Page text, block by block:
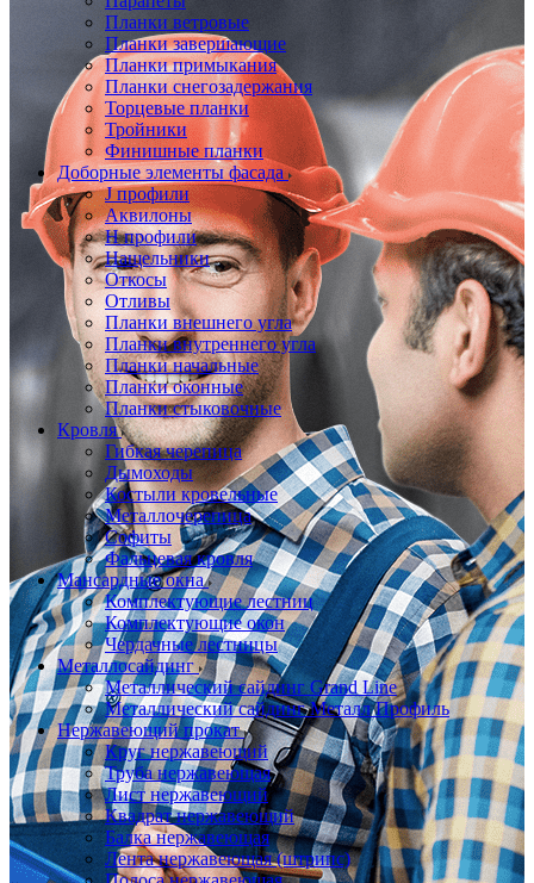
Планки ветровые
Планки завершающие
Планки примыкания
Планки снегозадержания
Торцевые планки
Тройники
Финишные планки
Доборные элементы фасада
J профили
Аквилоны
Н профили
Нащельники
Откосы
Отливы
Планки внешнего угла
Планки внутреннего угла
Планки начальные
Планки оконные
Планки стыковочные
Кровля
Гибкая черепица
Дымоходы
Костыли кровельные
Металлочерепица
Софиты
Фальцевая кровля
Мансардные окна
Комплектующие лестниц
Комплектующие окон
Чердачные лестницы
Металлосайдинг
Металлический сайдинг Grand Line
Металлический сайдинг Металл Профиль
Нержавеющий прокат
Круг нержавеющий
Труба нержавеющая
Лист нержавеющий
Квадрат нержавеющий
Балка нержавеющая
Лента нержавеющая (штрипс)